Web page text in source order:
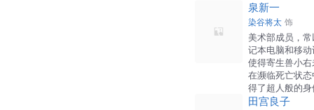
泉新一
染谷将太 饰
美术部成员，
记本电脑和移
使得寄生兽小
在濒临死亡状
得了超人般的
田宫良子